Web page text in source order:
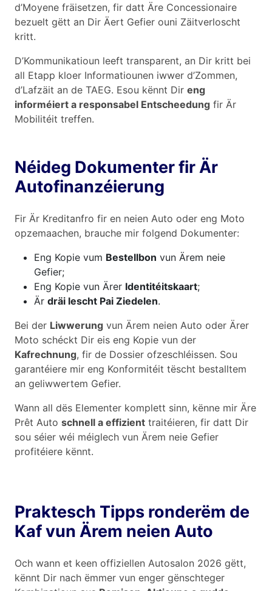
d’Moyene fräisetzen, fir datt Äre Concessionaire
bezuelt gëtt an Dir Äert Gefier ouni Zäitverloscht
kritt.
D’Kommunikatioun leeft transparent, an Dir kritt bei
all Etapp kloer Informatiounen iwwer d’Zommen,
d’Lafzäit an de TAEG. Esou kënnt Dir eng
informéiert a responsabel Entscheedung fir Är
Mobilitéit treffen.
Néideg Dokumenter fir Är
Autofinanzéierung
Fir Är Kreditanfro fir en neien Auto oder eng Moto
opzemaachen, brauche mir folgend Dokumenter:
Eng Kopie vum Bestellbon vun Ärem neie
Gefier;
Eng Kopie vun Ärer Identitéitskaart;
Är dräi lescht Pai Ziedelen.
Bei der Liwwerung vun Ärem neien Auto oder Ärer
Moto schéckt Dir eis eng Kopie vun der
Kafrechnung, fir de Dossier ofzeschléissen. Sou
garantéiere mir eng Konformitéit tëscht bestalltem
an geliwwertem Gefier.
Wann all dës Elementer komplett sinn, kënne mir Äre
Prêt Auto schnell a effizient traitéieren, fir datt Dir
sou séier wéi méiglech vun Ärem neie Gefier
profitéiere kënnt.
Praktesch Tipps ronderëm de
Kaf vun Ärem neien Auto
Och wann et keen offiziellen Autosalon 2026 gëtt,
kënnt Dir nach ëmmer vun enger gënschteger